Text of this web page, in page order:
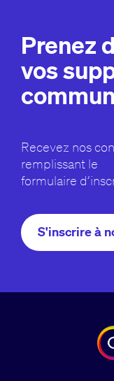
Prenez
vos
Recevez nos
remplissant le
formulaire
S'inscrire à